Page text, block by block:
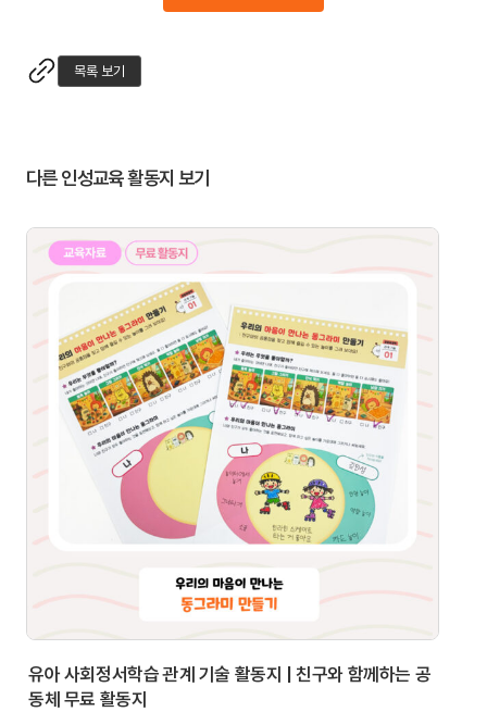
목록 보기
다른 인성교육 활동지 보기
유아 사회정서학습 관계 기술 활동지 | 친구와 함께하는 공
동체 무료 활동지